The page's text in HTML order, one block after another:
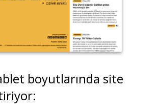
boyutlarında site